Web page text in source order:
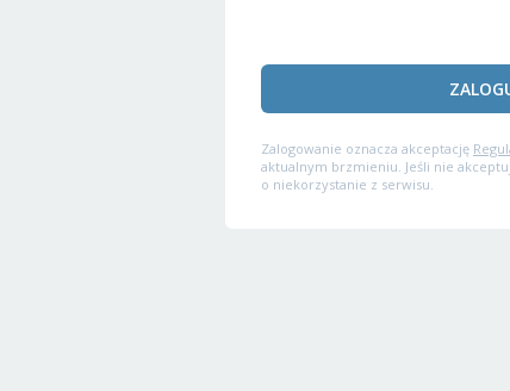
Zalogowanie oznacza akceptację
aktualnym brzmieniu. Jeśli nie
o niekorzystanie z serwisu.